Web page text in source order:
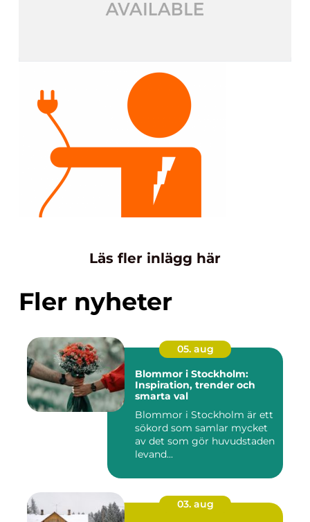
Läs fler inlägg här
Fler nyheter
05. aug
Blommor i Stockholm:
Inspiration, trender och
smarta val
Blommor i Stockholm är ett
sökord som samlar mycket
av det som gör huvudstaden
levand...
03. aug